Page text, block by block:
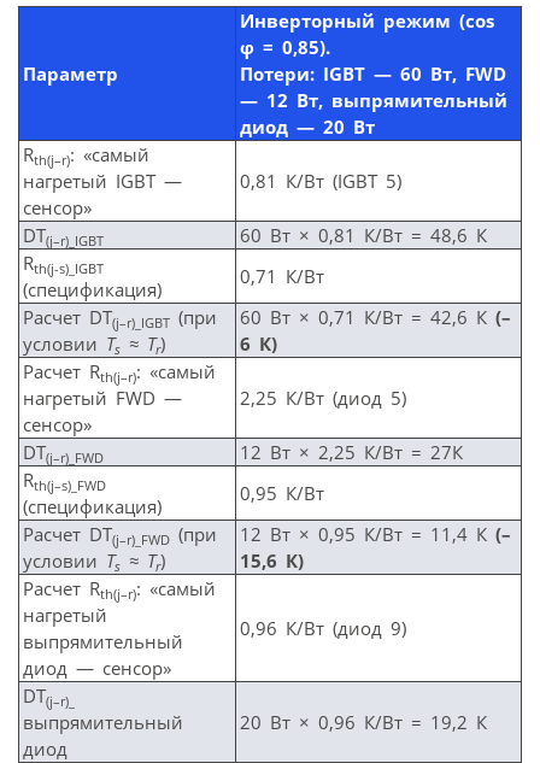
Параметр
Инверторный режим (cos
φ = 0,85).
Потери: IGBT — 60 Вт, FWD
— 12 Вт, выпрямительный
диод — 20 Вт
Rth(j–r): «самый
нагретый IGBT —
сенсор»
0,81 К/Вт (IGBT 5)
DT(j–r)_IGBT
60 Вт × 0,81 К/Вт = 48,6 К
Rth(j-s)_IGBT
(спецификация)
0,71 К/Вт
Расчет DT(j–r)_IGBT (при
условии Ts ≈ Tr)
60 Вт × 0,71 К/Вт = 42,6 К (–
6 К)
Расчет Rth(j–r): «самый
нагретый FWD —
сенсор»
2,25 К/Вт (диод 5)
DT(j–r)_FWD
12 Вт × 2,25 К/Вт = 27К
Rth(j–s)_FWD
(спецификация)
0,95 К/Вт
Расчет DT(j–r)_FWD (при
условии Ts ≈ Tr)
12 Вт × 0,95 К/Вт = 11,4 К (–
15,6 К)
Расчет Rth(j–r): «самый
нагретый
выпрямительный
диод — сенсор»
0,96 К/Вт (диод 9)
DT(j–r)_
выпрямительный
диод
20 Вт × 0,96 К/Вт = 19,2 К